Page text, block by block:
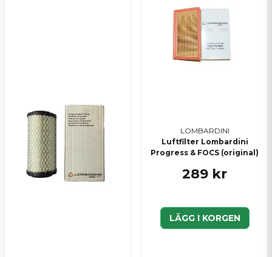
LOMBARDINI
Luftfilter Lombardini
Progress & FOCS (original)
289 kr
LÄGG I KORGEN